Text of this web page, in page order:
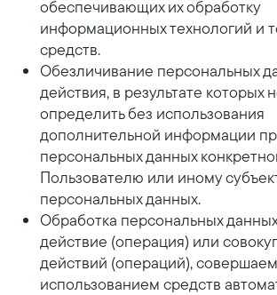
обеспечивающих их обработку
информационных технологий и
средств.
Обезличивание персональных
действия, в результате которых
определить без использования
дополнительной информации
персональных данных
Пользователю или иному
персональных данных.
Обработка персональных
действие (операция) или
действий (операций),
использованием средств